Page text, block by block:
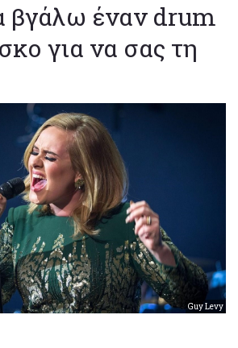
βγάλω έναν drum
για να σας τη
Guy Levy